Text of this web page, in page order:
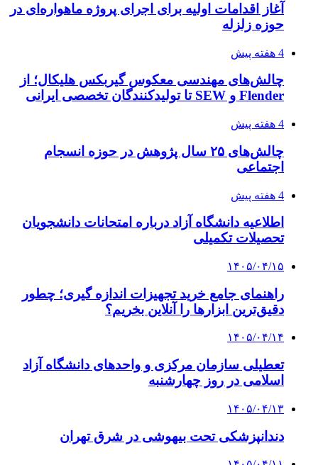
آغاز اقدامات اولیه برای اجرای پروژه ماهواره‌ای در
حوزه زلزله
4 هفته پیش
چالش‌های مهندسی معکوس گیربکس هلیکال؛ از
Flender و SEW تا تولیدکنندگان تخصصی ایرانی
4 هفته پیش
چالش‌های ۲۵ سال پژوهش در حوزه انسجام
اجتماعی
4 هفته پیش
اطلاعیه دانشگاه آزاد درباره امتحانات دانشجویان
تحصیلات تکمیلی
۱۴۰۵/۰۴/۱۵
راهنمای جامع خرید تجهیزات اندازه گیری؛ چطور
دقیق‌ترین ابزارها را آنلاین بخریم؟
۱۴۰۵/۰۴/۱۴
تعطیلی سازمان مرکزی و واحدهای دانشگاه آزاد
اسلامی در روز چهارشنبه
۱۴۰۵/۰۴/۱۳
دندانپزشکی تحت بیهوشی در شرق تهران